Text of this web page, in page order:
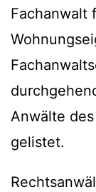
Fachanwalt
Anwälte
gelistet.